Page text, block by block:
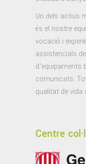
Un dels actius
és el nostre
vocació i
assistencials
comunicats.
qualitat de
Centre